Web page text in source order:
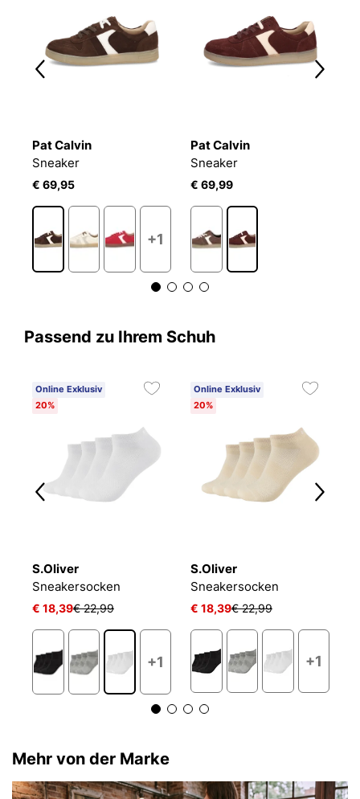
Pat Calvin
Sneaker
€ 69,95
+1
Pat Calvin
Sneaker
€ 69,99
Passend zu Ihrem Schuh
Online Exklusiv
20%
S.Oliver
Sneakersocken
€ 18,39€ 22,99
+1
Online Exklusiv
20%
S.Oliver
Sneakersocken
€ 18,39€ 22,99
+1
Mehr von der Marke